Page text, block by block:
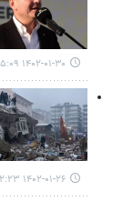
۱۴۰۲-۰۱-۳۰ ۱۵:۰۹
۱۴۰۲-۰۱-۲۶ ۰۲:۲۳